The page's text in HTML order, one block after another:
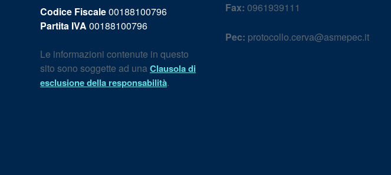
Codice Fiscale00188100796
Partita IVA 00188100796
Le informazioni contenute in questo
sito sono soggette ad unaClausola di
esclusione della responsabilità.
Fax: 0961939111
Pec: protocollo.cerva@asmepec.it